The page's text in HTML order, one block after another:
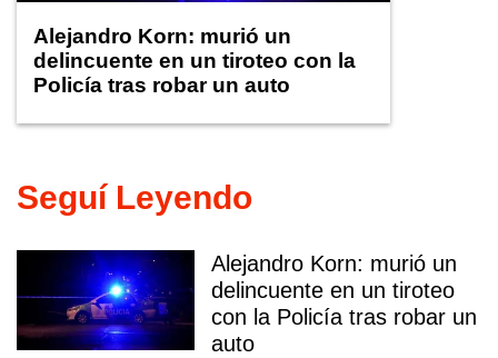
Alejandro Korn: murió un
delincuente en un tiroteo con la
Policía tras robar un auto
Seguí Leyendo
Alejandro Korn: murió un
delincuente en un tiroteo
con la Policía tras robar un
auto